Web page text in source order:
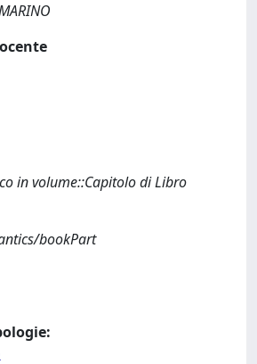
in volume::Capitolo di Libro
bookPart